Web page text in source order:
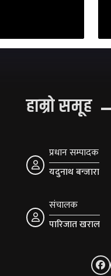
हाम्रो समूह
प्रधान सम्पादक
यदुनाथ बन्जारा
संचालक
पारिजात खराल